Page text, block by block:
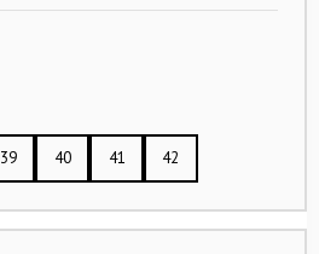
39 40 41 42